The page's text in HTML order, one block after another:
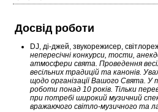
Досвід роботи
DJ, ді-джей, звукорежисер,
непересічні конкурси, тости,
атмосфери свята. Проведення
весільних традицій та канонів.
щодо організації Вашого Свята. У
роботи понад 10 років. Тільки
при потребі широкий музичний
вражаючого світло-музичного та